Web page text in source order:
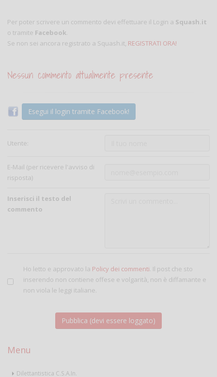
Per poter scrivere un commento devi effettuare il Login a Squash.it
o tramite Facebook.
Se non sei ancora registrato a Squash.it, REGISTRATI ORA!
Nessun commento attualmente presente
Esegui il login tramite Facebook!
Utente:
E-Mail (per ricevere l'avviso di
risposta)
Inserisci il testo del
commento
Ho letto e approvato la Policy dei commenti. Il post che sto
inserendo non contiene offese e volgarità, non è diffamante e
non viola le leggi italiane.
Menu
Dilettantistica C.S.A.In.